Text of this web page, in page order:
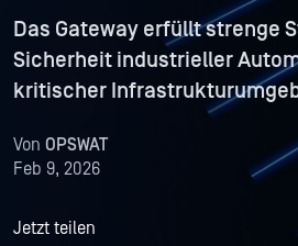
Das Gateway erfüllt strenge
Sicherheit industrieller
kritischer
Von OPSWAT
Feb 9, 2026
Jetzt teilen